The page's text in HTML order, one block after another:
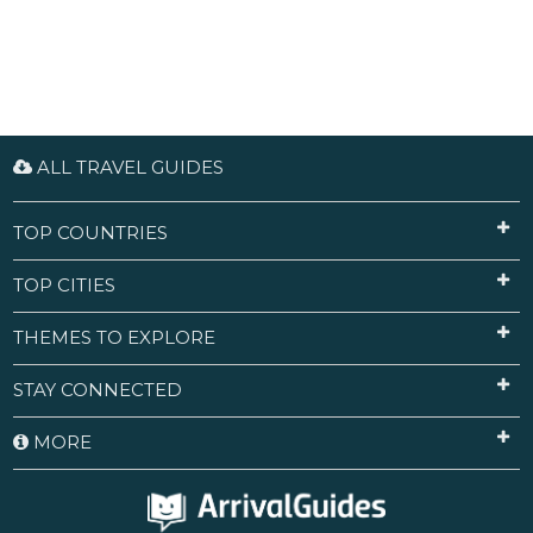
ALL TRAVEL GUIDES
TOP COUNTRIES
TOP CITIES
THEMES TO EXPLORE
STAY CONNECTED
MORE